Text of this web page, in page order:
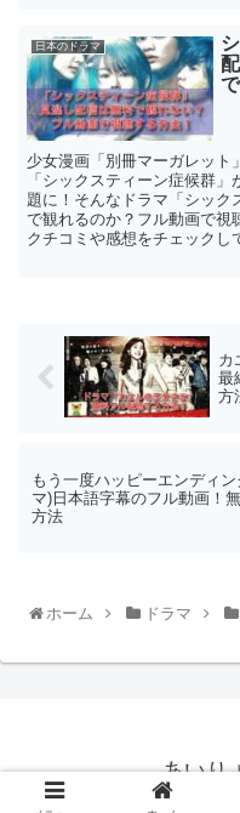
日本のドラマ
少女漫画「別冊マーガレット
「シックスティーン症候群
題に！そんなドラマ「シック
で観れるのか？フル動画で視
クチコミや感想をチェックし
カ
最
方
もう一度ハッピーエンディン
マ)日本語字幕のフル動画！
方法
ホーム ドラマ
あいり
© 2020 あ